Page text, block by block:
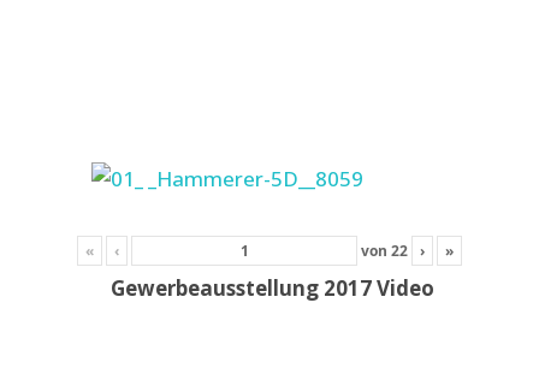
« ‹ von 22 › »
Gewerbeausstellung 2017 Video